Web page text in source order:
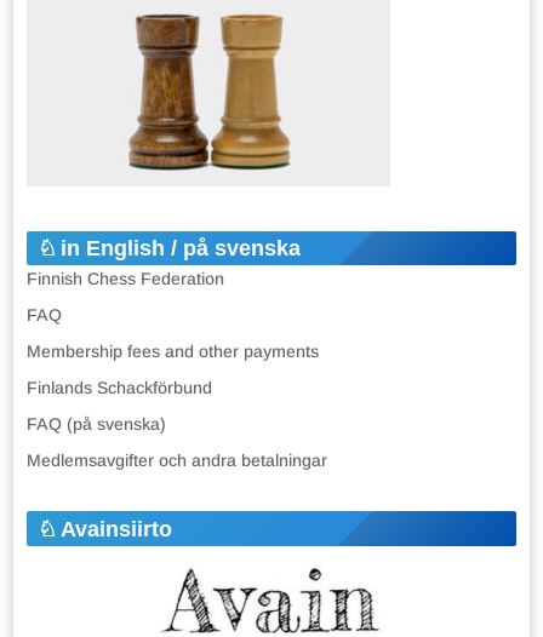
in English / på svenska
Finnish Chess Federation
FAQ
Membership fees and other payments
Finlands Schackförbund
FAQ (på svenska)
Medlemsavgifter och andra betalningar
Avainsiirto